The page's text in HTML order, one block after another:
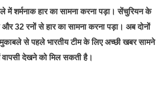
में शर्मनाक हार का सामना करना पड़ा। सेंचुरियन के
32 रनों से हार का सामना करना पड़ा। अब दोनों
से पहले भारतीय टीम के लिए अच्छी खबर सामने
देखने को मिल सकती है।